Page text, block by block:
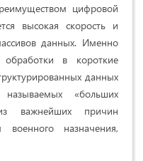
цифровой
высокая скорость и
данных. Именно
обработки в короткие
данных
«больших
важнейших причин
военного назначения,